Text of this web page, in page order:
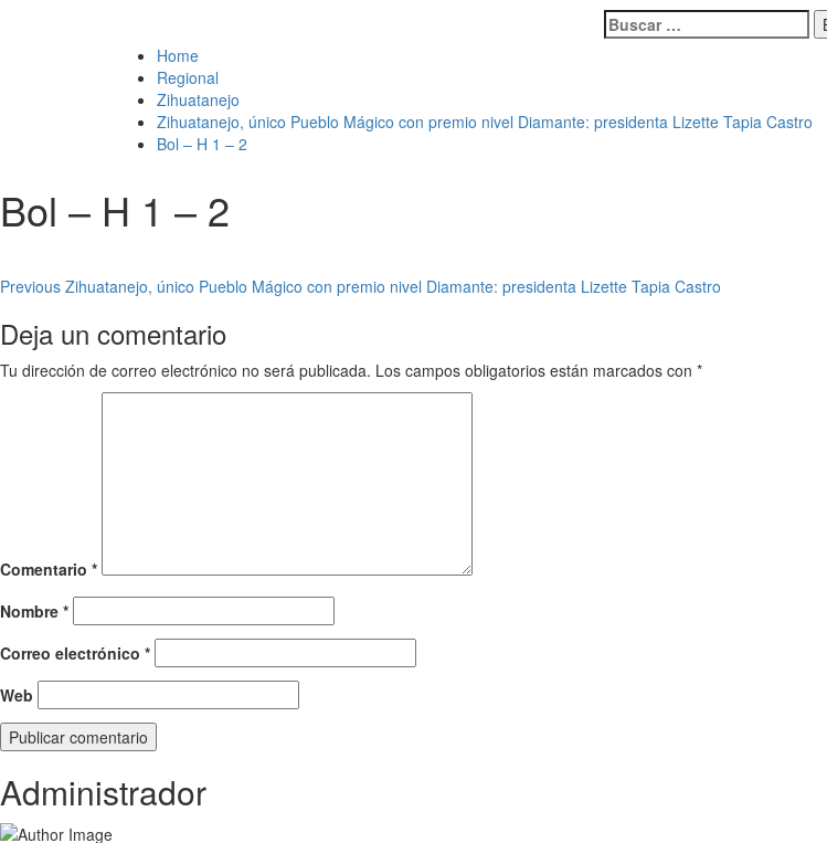
Buscar:
Home
Regional
Zihuatanejo
Zihuatanejo, único Pueblo Mágico con premio nivel Diamante: presidenta Lizette Tapia Castro
Bol – H 1 – 2
Bol – H 1 – 2
Post
navigation
Previous Zihuatanejo, único Pueblo Mágico con premio nivel Diamante: presidenta Lizette Tapia Castro
Deja un comentario
Tu dirección de correo electrónico no será publicada. Los campos obligatorios están marcados con *
Comentario *
Nombre *
Correo electrónico *
Web
Administrador